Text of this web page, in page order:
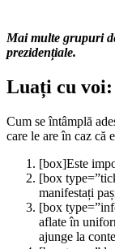
Mai multe grupuri
prezidențiale.
Luați cu voi:
Cum se întâmplă
care le are în caz că
[box]Este
[box
manifestați
[box
aflate în
ajunge la